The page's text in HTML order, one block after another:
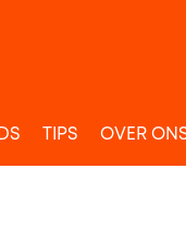
TIPS OVER